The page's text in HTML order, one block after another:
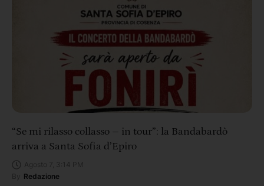
“Se mi rilasso collasso – in tour”: la Bandabardò
arriva a Santa Sofia d’Epiro
Redazione